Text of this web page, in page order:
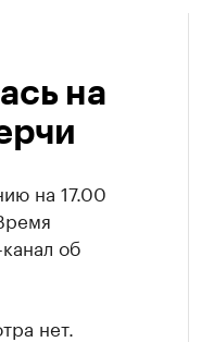
на
на 17.00
об
нет.